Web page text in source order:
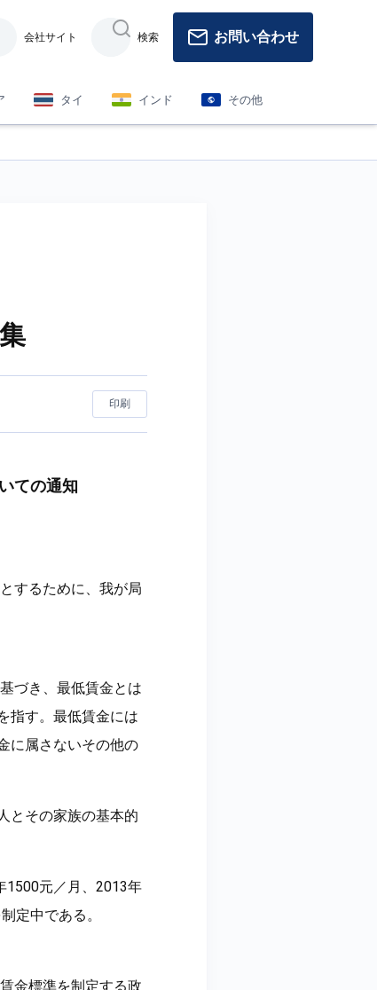
会社サイト 検索 お問い合わせ
タイ インド その他
印刷
ての通知
するために、我が局
づき、最低賃金とは
指す。最低賃金には
に属さないその他の
とその家族の基本的
1500元／月、2013年
定中である。
金標準を制定する政